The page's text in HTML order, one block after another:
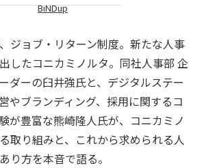
BiNDup
ジョブ・リターン制度。新たな人事
したコニカミノルタ。同社人事部 企
ダーの臼井強氏と、デジタルステー
やブランディング、採用に関するコ
が豊富な熊崎隆人氏が、コニカミノ
取り組みと、これから求められる人
り方を本音で語る。